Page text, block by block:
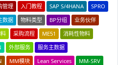
管理 入门教程 SAP S/4HANA
SPRO
数据 物料类型 BP分组
业务伙伴
采购流程 ME51
消耗性物料
外部服务
服务主数据
MM模块 Lean Services
MM-SRV